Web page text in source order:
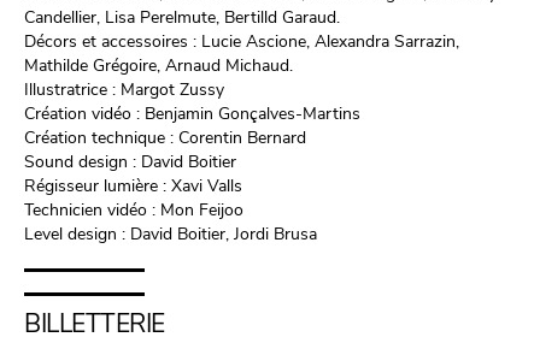
Candellier, Lisa Perelmute, Bertilld Garaud.
Décors et accessoires : Lucie Ascione, Alexandra Sarrazin,
Mathilde Grégoire, Arnaud Michaud.
Illustratrice : Margot Zussy
Création vidéo : Benjamin Gonçalves-Martins
Création technique : Corentin Bernard
Sound design : David Boitier
Régisseur lumière : Xavi Valls
Technicien vidéo : Mon Feijoo
Level design : David Boitier, Jordi Brusa
BILLETTERIE